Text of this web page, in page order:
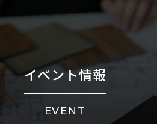
イベント情報
EVENT